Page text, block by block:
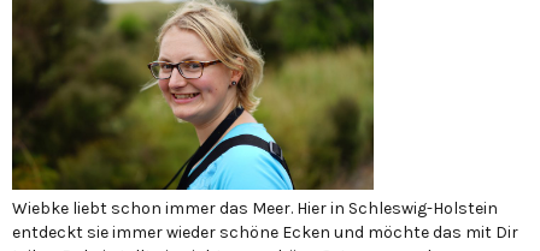
Wiebke liebt schon immer das Meer. Hier in Schleswig-Holstein
entdeckt sie immer wieder schöne Ecken und möchte das mit Dir